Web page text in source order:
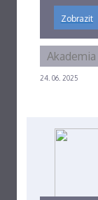
Zobrazit
24. 06. 2025
Akademia